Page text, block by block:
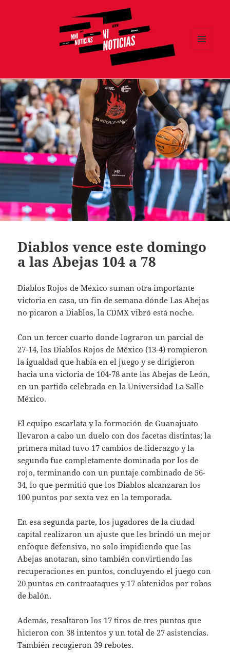
Diablos vence este domingo
a las Abejas 104 a 78
Diablos Rojos de México suman otra importante
victoria en casa, un fin de semana dónde Las Abejas
no picaron a Diablos, la CDMX vibró está noche.
Con un tercer cuarto donde lograron un parcial de
27-14, los Diablos Rojos de México (13-4) rompieron
la igualdad que había en el juego y se dirigieron
hacia una victoria de 104-78 ante las Abejas de León,
en un partido celebrado en la Universidad La Salle
México.
El equipo escarlata y la formación de Guanajuato
llevaron a cabo un duelo con dos facetas distintas; la
primera mitad tuvo 17 cambios de liderazgo y la
segunda fue completamente dominada por los de
rojo, terminando con un puntaje combinado de 56-
34, lo que permitió que los Diablos alcanzaran los
100 puntos por sexta vez en la temporada.
En esa segunda parte, los jugadores de la ciudad
capital realizaron un ajuste que les brindó un mejor
enfoque defensivo, no solo impidiendo que las
Abejas anotaran, sino también convirtiendo las
recuperaciones en puntos, concluyendo el juego con
20 puntos en contraataques y 17 obtenidos por robos
de balón.
Además, resaltaron los 17 tiros de tres puntos que
hicieron con 38 intentos y un total de 27 asistencias.
También recogieron 39 rebotes.